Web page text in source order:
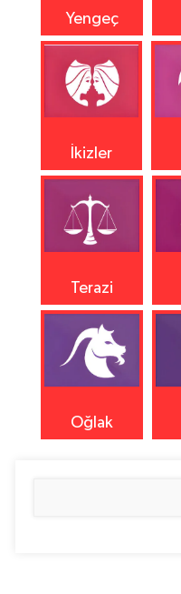
Yengeç
İkizler
Terazi
Oğlak